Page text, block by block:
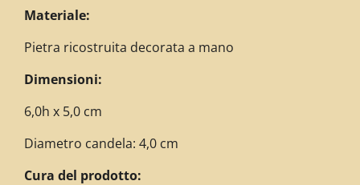
Materiale:
Pietra ricostruita decorata a mano
Dimensioni:
6,0h x 5,0 cm
Diametro candela: 4,0 cm
Cura del prodotto: